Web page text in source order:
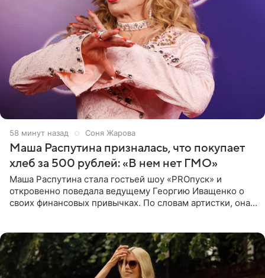
58 минут назад Соня Жарова
Маша Распутина призналась, что покупает
хлеб за 500 рублей: «В нем нет ГМО»
Маша Распутина стала гостьей шоу «PROпуск» и
откровенно поведала ведущему Георгию Иващенко о
своих финансовых привычках. По словам артистки, она